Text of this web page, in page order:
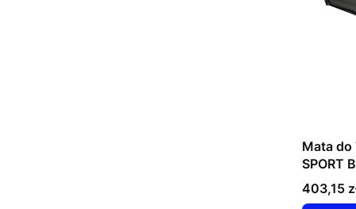
Mata do
SPORT
Cena
403,15